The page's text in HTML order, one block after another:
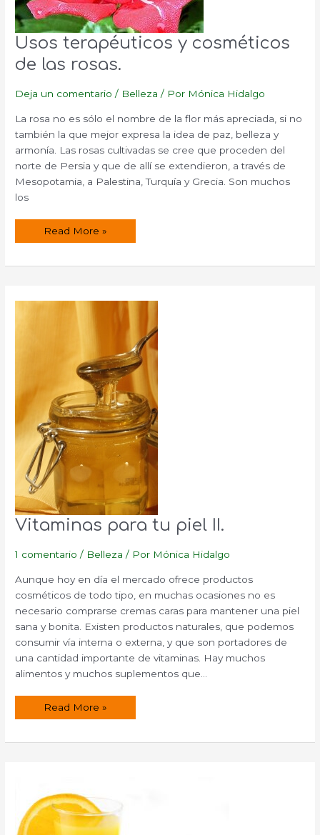
Usos terapéuticos y cosméticos
de las rosas.
Deja un comentario / Belleza / Por Mónica Hidalgo
La rosa no es sólo el nombre de la flor más apreciada, si no
también la que mejor expresa la idea de paz, belleza y
armonía. Las rosas cultivadas se cree que proceden del
norte de Persia y que de allí se extendieron, a través de
Mesopotamia, a Palestina, Turquía y Grecia. Son muchos
los
Usos
de
Read More »
Vitaminas para tu piel II.
1 comentario / Belleza / Por Mónica Hidalgo
Aunque hoy en día el mercado ofrece productos
cosméticos de todo tipo, en muchas ocasiones no es
necesario comprarse cremas caras para mantener una piel
sana y bonita. Existen productos naturales, que podemos
consumir vía interna o externa, y que son portadores de
una cantidad importante de vitaminas. Hay muchos
alimentos y muchos suplementos que…
Vitaminas
II.
Read More »